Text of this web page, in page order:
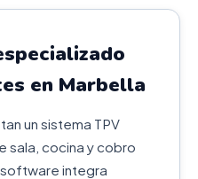
en Marbella
un sistema TPV
sala, cocina y cobro
integra